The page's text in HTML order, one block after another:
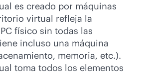
es creado por máquinas
virtual refleja la
físico sin todas las
incluso una máquina
memoria, etc.).
toma todos los elementos